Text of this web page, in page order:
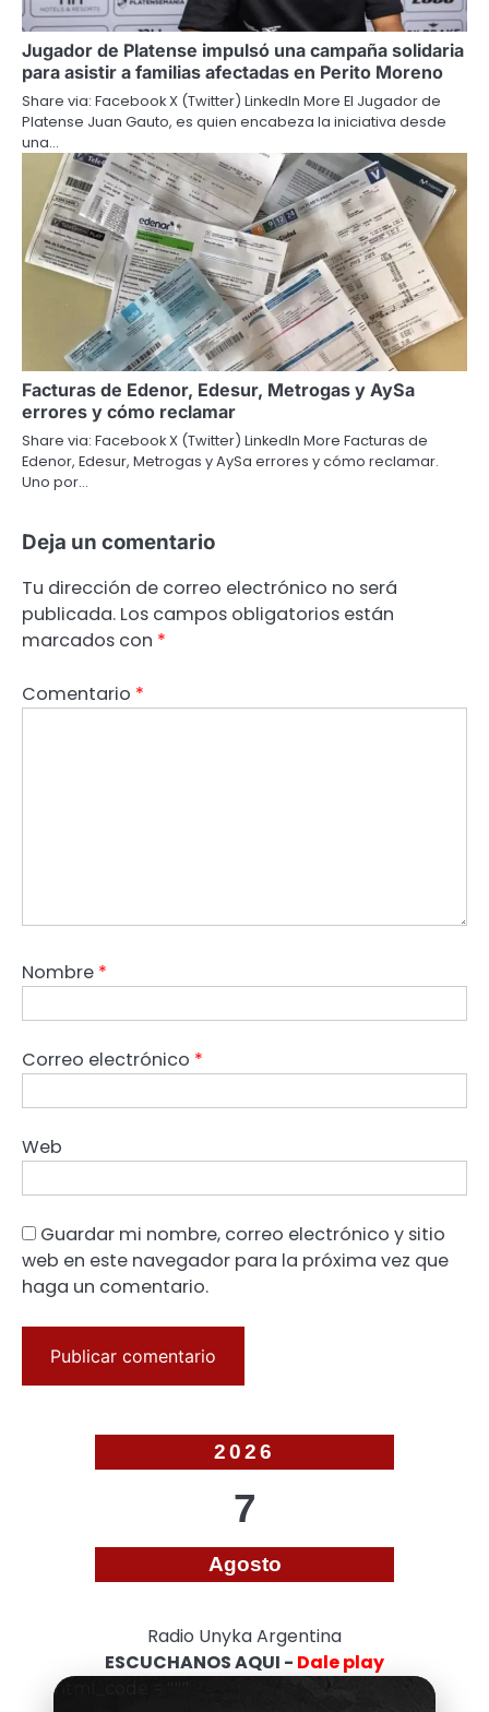
Jugador de Platense impulsó una campaña solidaria
para asistir a familias afectadas en Perito Moreno
Share via: Facebook X (Twitter) LinkedIn More El Jugador de
Platense Juan Gauto, es quien encabeza la iniciativa desde
una…
Facturas de Edenor, Edesur, Metrogas y AySa
errores y cómo reclamar
Share via: Facebook X (Twitter) LinkedIn More Facturas de
Edenor, Edesur, Metrogas y AySa errores y cómo reclamar.
Uno por…
Deja un comentario
Tu dirección de correo electrónico no será
publicada. Los campos obligatorios están
marcados con *
Comentario *
Nombre *
Correo electrónico *
Web
Guardar mi nombre, correo electrónico y sitio
web en este navegador para la próxima vez que
haga un comentario.
2026
7
Agosto
Radio Unyka Argentina
ESCUCHANOS AQUI - Dale play